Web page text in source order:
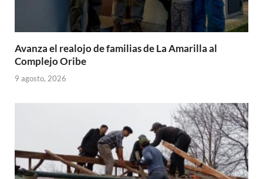
Avanza el realojo de familias de La Amarilla al
Complejo Oribe
9 agosto, 2026